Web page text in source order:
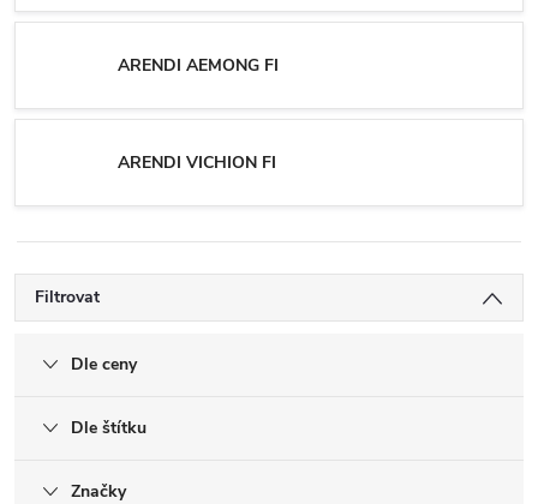
ARENDI AEMONG FI
ARENDI VICHION FI
Filtrovat
Dle ceny
Dle štítku
Značky